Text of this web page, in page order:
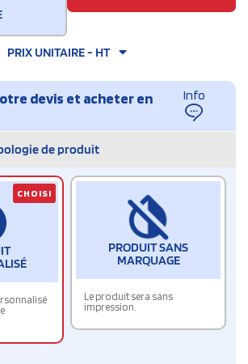
PRIX UNITAIRE - HT
devis et acheter en
Info
de produit
CHOISI
PRODUIT SANS
MARQUAGE
Le produit sera sans
impression.